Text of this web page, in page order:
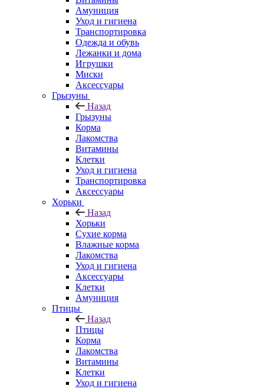
Амуниция
Уход и гигиена
Транспортировка
Одежда и обувь
Лежанки и дома
Игрушки
Миски
Аксессуары
Грызуны
Назад
Грызуны
Корма
Лакомства
Витамины
Клетки
Уход и гигиена
Транспортировка
Аксессуары
Хорьки
Назад
Хорьки
Сухие корма
Влажные корма
Лакомства
Уход и гигиена
Аксессуары
Клетки
Амуниция
Птицы
Назад
Птицы
Корма
Лакомства
Витамины
Клетки
Уход и гигиена